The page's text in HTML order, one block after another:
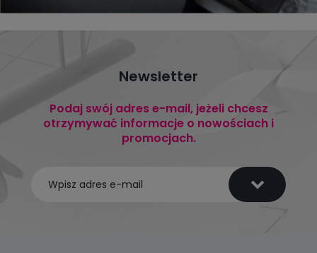
Newsletter
Podaj swój adres e-mail, jeżeli chcesz
otrzymywać informacje o nowościach i
promocjach.